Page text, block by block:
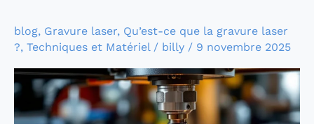
blog, Gravure laser, Qu’est-ce que la gravure laser
?, Techniques et Matériel/ billy / 9 novembre 2025
Tout
savoir
sur
la
gravure